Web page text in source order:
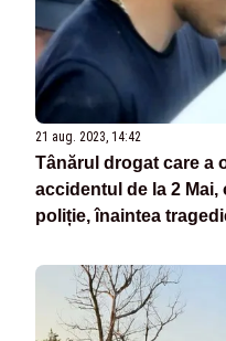
21 aug. 2023, 14:42
Tânărul drogat care a
accidentul de la 2
poliție, înaintea